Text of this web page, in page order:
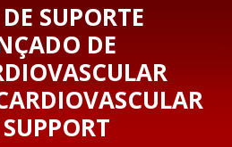
SUPORTE
DE